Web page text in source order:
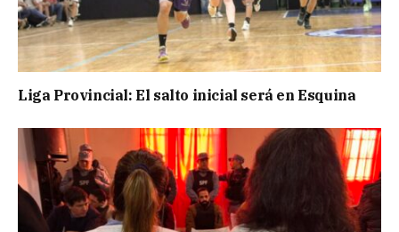
Liga Provincial: El salto inicial será en Esquina